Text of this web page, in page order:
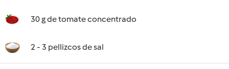
30 g de tomate concentrado
2 - 3 pellizcos de sal